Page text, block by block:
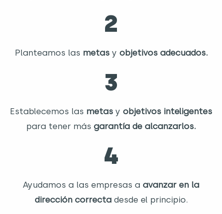
2
Planteamos las metasy objetivos adecuados.
3
Establecemos las metas y objetivos inteligentes
para tener más garantía de alcanzarlos.
4
Ayudamos a las empresas a avanzar en la
dirección correctadesde el principio.